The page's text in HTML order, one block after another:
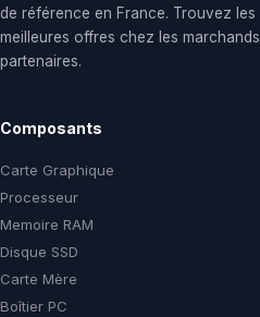
de référence en France. Trouvez les
meilleures offres chez les marchands
partenaires.
Composants
Carte Graphique
Processeur
Memoire RAM
Disque SSD
Carte Mère
Boîtier PC